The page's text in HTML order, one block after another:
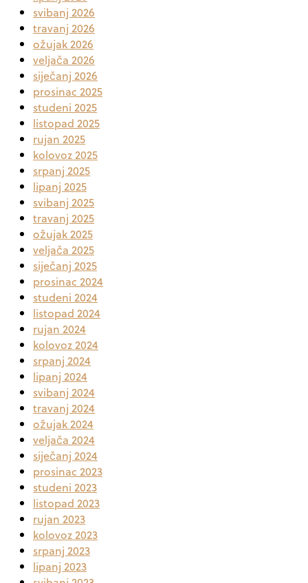
svibanj 2026
travanj 2026
ožujak 2026
veljača 2026
siječanj 2026
prosinac 2025
studeni 2025
listopad 2025
rujan 2025
kolovoz 2025
srpanj 2025
lipanj 2025
svibanj 2025
travanj 2025
ožujak 2025
veljača 2025
siječanj 2025
prosinac 2024
studeni 2024
listopad 2024
rujan 2024
kolovoz 2024
srpanj 2024
lipanj 2024
svibanj 2024
travanj 2024
ožujak 2024
veljača 2024
siječanj 2024
prosinac 2023
studeni 2023
listopad 2023
rujan 2023
kolovoz 2023
srpanj 2023
lipanj 2023